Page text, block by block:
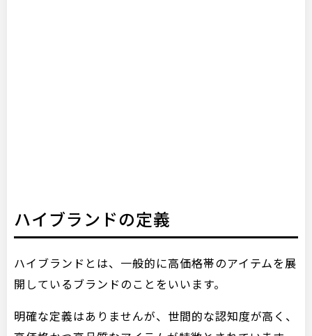
ハイブランドの定義
ハイブランドとは、一般的に高価格帯のアイテムを展
開しているブランドのことをいいます。
明確な定義はありませんが、世間的な認知度が高く、